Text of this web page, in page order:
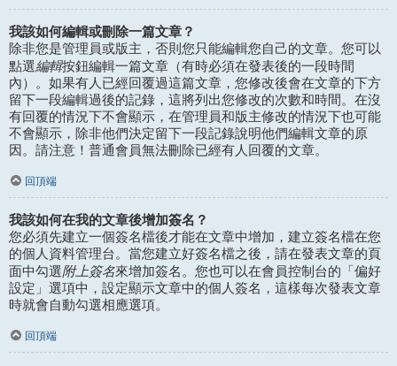
我該如何編輯或刪除一篇文章？
除非您是管理員或版主，否則您只能編輯您自己的文章。您可以
點選編輯按鈕編輯一篇文章（有時必須在發表後的一段時間
內）。如果有人已經回覆過這篇文章，您修改後會在文章的下方
留下一段編輯過後的記錄，這將列出您修改的次數和時間。在沒
有回覆的情況下不會顯示，在管理員和版主修改的情況下也可能
不會顯示，除非他們決定留下一段記錄說明他們編輯文章的原
因。請注意！普通會員無法刪除已經有人回覆的文章。
回頂端
我該如何在我的文章後增加簽名？
您必須先建立一個簽名檔後才能在文章中增加，建立簽名檔在您
的個人資料管理台。當您建立好簽名檔之後，請在發表文章的頁
面中勾選附上簽名來增加簽名。您也可以在會員控制台的「偏好
設定」選項中，設定顯示文章中的個人簽名，這樣每次發表文章
時就會自動勾選相應選項。
回頂端